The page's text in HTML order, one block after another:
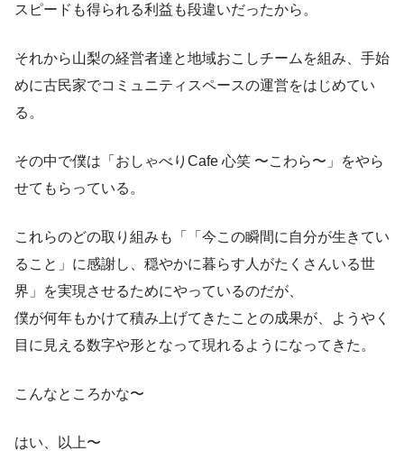
スピードも得られる利益も段違いだったから。
それから山梨の経営者達と地域おこしチームを組み、手始
めに古民家でコミュニティスペースの運営をはじめてい
る。
その中で僕は「おしゃべりCafe 心笑 〜こわら〜」をやら
せてもらっている。
これらのどの取り組みも「「今この瞬間に自分が生きてい
ること」に感謝し、穏やかに暮らす人がたくさんいる世
界」を実現させるためにやっているのだが、
僕が何年もかけて積み上げてきたことの成果が、ようやく
目に見える数字や形となって現れるようになってきた。
こんなところかな〜
はい、以上〜